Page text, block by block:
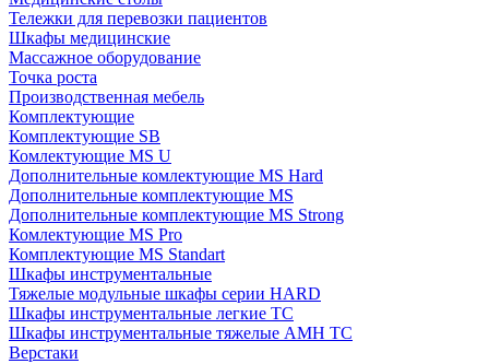
Тележки для перевозки пациентов
Шкафы медицинские
Массажное оборудование
Точка роста
Производственная мебель
Комплектующие
Комплектующие SB
Комлектующие MS U
Дополнительные комлектующие MS Hard
Дополнительные комплектующие MS
Дополнительные комплектующие MS Strong
Комлектующие MS Pro
Комплектующие MS Standart
Шкафы инструментальные
Тяжелые модульные шкафы серии HARD
Шкафы инструментальные легкие ТС
Шкафы инструментальные тяжелые AMH TC
Верстаки